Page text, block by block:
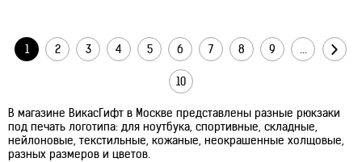
1 2 3 4 5 6 7 8 9 ...
10
В магазине ВикасГифт в Москве представлены разные рюкзаки
под печать логотипа: для ноутбука, спортивные, складные,
нейлоновые, текстильные, кожаные, неокрашенные холщовые,
разных размеров и цветов.